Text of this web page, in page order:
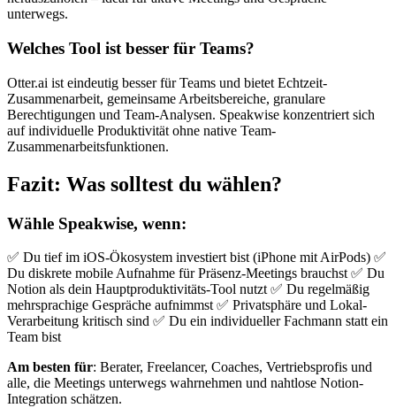
unterwegs.
Welches Tool ist besser für Teams?
Otter.ai ist eindeutig besser für Teams und bietet Echtzeit-
Zusammenarbeit, gemeinsame Arbeitsbereiche, granulare
Berechtigungen und Team-Analysen. Speakwise konzentriert sich
auf individuelle Produktivität ohne native Team-
Zusammenarbeitsfunktionen.
Fazit: Was solltest du wählen?
Wähle Speakwise, wenn:
✅ Du tief im iOS-Ökosystem investiert bist (iPhone mit AirPods) ✅
Du diskrete mobile Aufnahme für Präsenz-Meetings brauchst ✅ Du
Notion als dein Hauptproduktivitäts-Tool nutzt ✅ Du regelmäßig
mehrsprachige Gespräche aufnimmst ✅ Privatsphäre und Lokal-
Verarbeitung kritisch sind ✅ Du ein individueller Fachmann statt ein
Team bist
Am besten für: Berater, Freelancer, Coaches, Vertriebsprofis und
alle, die Meetings unterwegs wahrnehmen und nahtlose Notion-
Integration schätzen.